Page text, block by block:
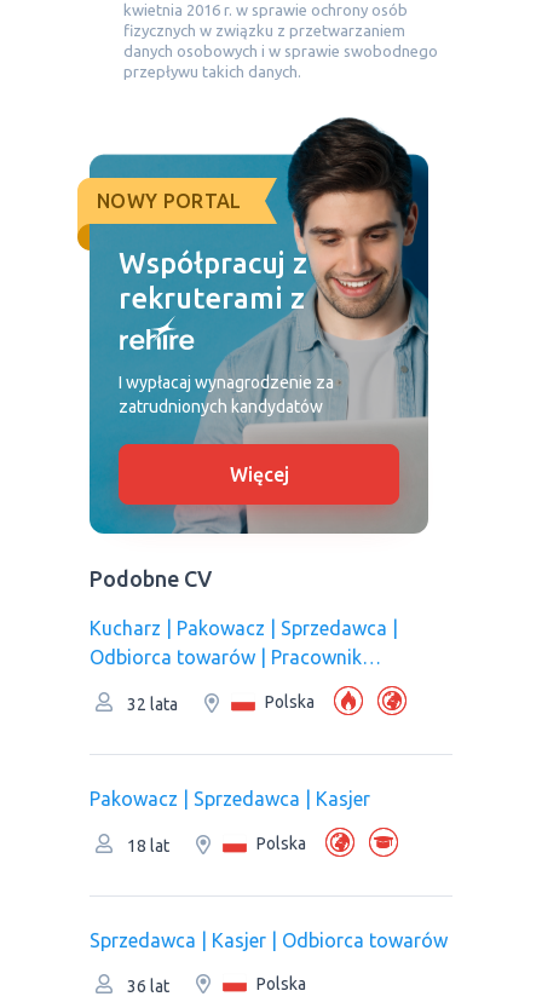
kwietnia 2016 r. w sprawie ochrony osób
fizycznych w związku z przetwarzaniem
danych osobowych i w sprawie swobodnego
przepływu takich danych.
NOWY PORTAL
Współpracuj z
rekruterami z
I wypłacaj wynagrodzenie za
zatrudnionych kandydatów
Więcej
Podobne CV
Kucharz | Pakowacz | Sprzedawca |
Odbiorca towarów | Рracownik
magazynu | Pracownik produkcji
32 lata Polska
Pakowacz | Sprzedawca | Kasjer
18 lat Polska
Sprzedawca | Kasjer | Odbiorca towarów
36 lat Polska